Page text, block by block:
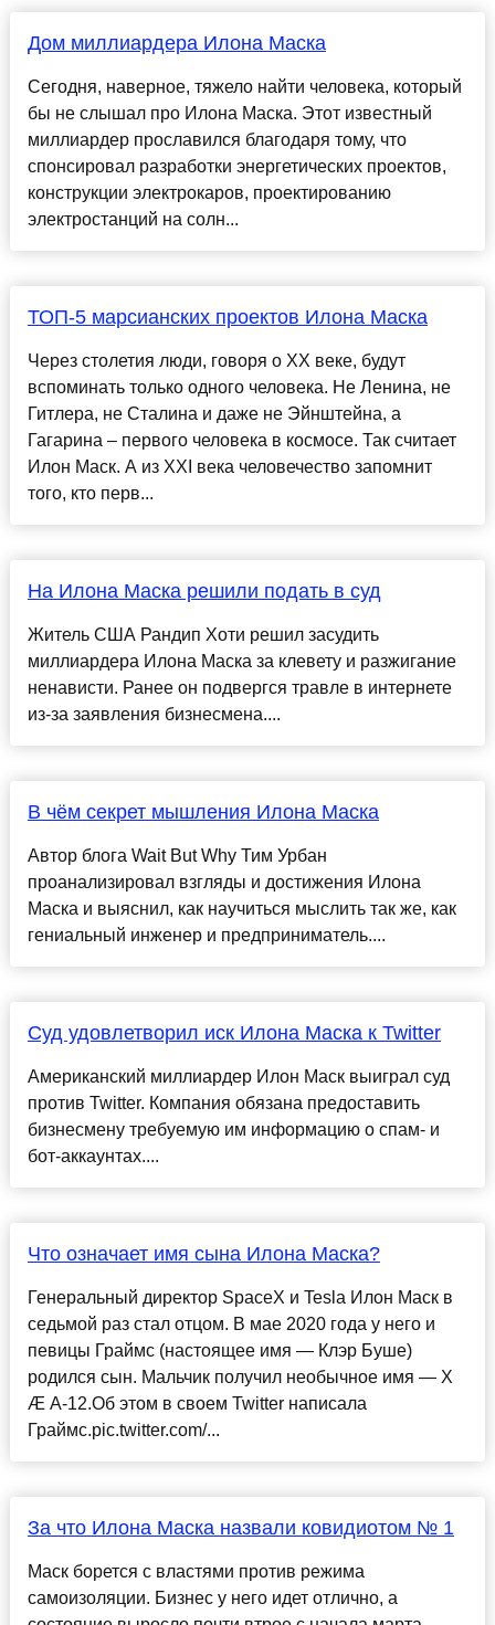
Дом миллиардера Илона Маска
Сегодня, наверное, тяжело найти человека, который
бы не слышал про Илона Маска. Этот известный
миллиардер прославился благодаря тому, что
спонсировал разработки энергетических проектов,
конструкции электрокаров, проектированию
электростанций на солн...
ТОП-5 марсианских проектов Илона Маска
Через столетия люди, говоря о XX веке, будут
вспоминать только одного человека. Не Ленина, не
Гитлера, не Сталина и даже не Эйнштейна, а
Гагарина – первого человека в космосе. Так считает
Илон Маск. А из XXI века человечество запомнит
того, кто перв...
На Илона Маска решили подать в суд
Житель США Рандип Хоти решил засудить
миллиардера Илона Маска за клевету и разжигание
ненависти. Ранее он подвергся травле в интернете
из-за заявления бизнесмена....
В чём секрет мышления Илона Маска
Автор блога Wait But Why Тим Урбан
проанализировал взгляды и достижения Илона
Маска и выяснил, как научиться мыслить так же, как
гениальный инженер и предприниматель....
Суд удовлетворил иск Илона Маска к Twitter
Американский миллиардер Илон Маск выиграл суд
против Twitter. Компания обязана предоставить
бизнесмену требуемую им информацию о спам- и
бот-аккаунтах....
Что означает имя сына Илона Маска?
Генеральный директор SpaceX и Tesla Илон Маск в
седьмой раз стал отцом. В мае 2020 года у него и
певицы Граймс (настоящее имя — Клэр Буше)
родился сын. Мальчик получил необычное имя — X
Æ A-12.Об этом в своем Twitter написала
Граймс.pic.twitter.com/...
За что Илона Маска назвали ковидиотом № 1
Маск борется с властями против режима
самоизоляции. Бизнес у него идет отлично, а